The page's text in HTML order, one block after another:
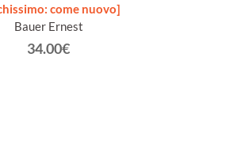
come nuovo]
Bauer Ernest
34.00€